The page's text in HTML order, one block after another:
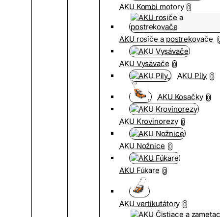
AKU Kombi motory 0
AKU rosiče a postrekovače
AKU Vysávače 0
AKU Píly 0
AKU Kosačky 0
AKU Krovinorezy 0
AKU Nožnice 0
AKU Fúkare 0
AKU vertikutátory 0